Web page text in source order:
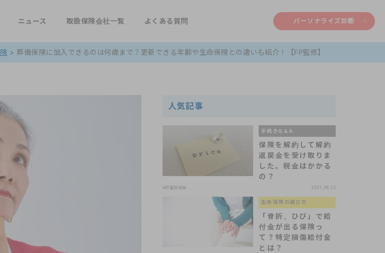
ニュース 取扱保険会社一覧 よくある質問 パーソナライズ診断
> 葬儀保険に加入できるのは何歳まで？更新できる年齢や生命保険との違いも紹介！【FP監修】
人気記事
手続きQ＆A
保険を解約して解約
返戻金を受け取りま
した。税金はかかる
の？
#貯蓄型保険 2021.08.22
生命保険の選び方
「骨折、ひび」で給
付金が出る保険っ
て？特定損傷給付金
とは？